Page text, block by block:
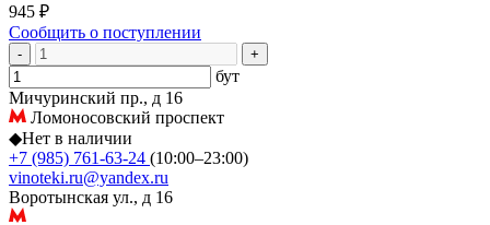
945 ₽
Сообщить о поступлении
- +
бут
Мичуринский пр., д 16
Ломоносовский проспект
◆Нет в наличии
+7 (985) 761-63-24 (10:00–23:00)
vinoteki.ru@yandex.ru
Воротынская ул., д 16